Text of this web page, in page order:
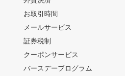
お取引時間
メールサービス
証券税制
クーポンサービス
バースデープログラム